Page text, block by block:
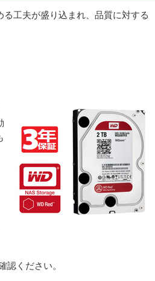
工夫が盛り込まれ、品質に対する
認ください。